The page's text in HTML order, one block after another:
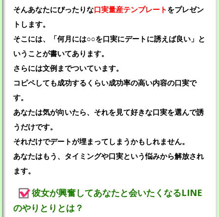
そんあなたにぴったりな口実量産テンプレート をプレゼン
トします。
そこには、「何月には○○を口実にデートに誘えば良い」と
いうことが書いてあります。
さらには文例までついています。
コピペしても成功するくらい成功率の高い内容の口実で
す。
あなたは気が向いたら、それを見て好きな口実を選んで誘
うだけです。
それだけでデートが埋まってしまうかもしれません。
あなたはもう、タイミングや口実という悩みから解放され
ます。
彼女が興奮してあなたと会いたくなるLINE
のやりとりとは？